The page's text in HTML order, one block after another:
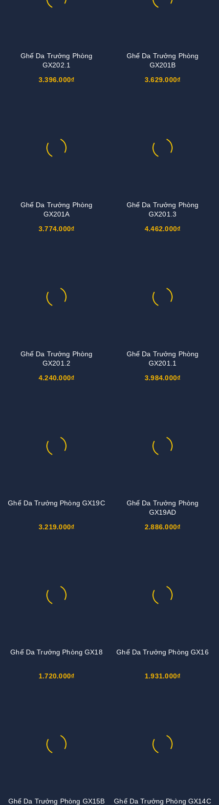
Ghế Da Trưởng Phòng
GX202.1
3.396.000₫
Ghế Da Trưởng Phòng
GX201B
3.629.000₫
Ghế Da Trưởng Phòng
GX201A
3.774.000₫
Ghế Da Trưởng Phòng
GX201.3
4.462.000₫
Ghế Da Trưởng Phòng
GX201.2
4.240.000₫
Ghế Da Trưởng Phòng
GX201.1
3.984.000₫
Ghế Da Trưởng Phòng GX19C
3.219.000₫
Ghế Da Trưởng Phòng
GX19AD
2.886.000₫
Ghế Da Trưởng Phòng GX18
1.720.000₫
Ghế Da Trưởng Phòng GX16
1.931.000₫
Ghế Da Trưởng Phòng GX15B Ghế Da Trưởng Phòng GX14C